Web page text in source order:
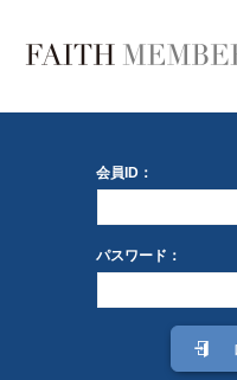
会員ID：
パスワード：